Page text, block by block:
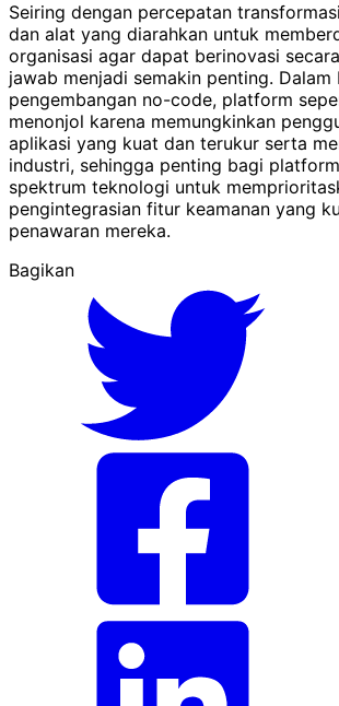
Seiring dengan percepatan
dan alat yang diarahkan untuk
organisasi agar dapat berinovasi
jawab menjadi semakin penting. Dalam
pengembangan no-code, platform
menonjol karena memungkinkan
aplikasi yang kuat dan terukur serta
industri, sehingga penting bagi
spektrum teknologi untuk
pengintegrasian fitur keamanan yang
penawaran mereka.
Bagikan